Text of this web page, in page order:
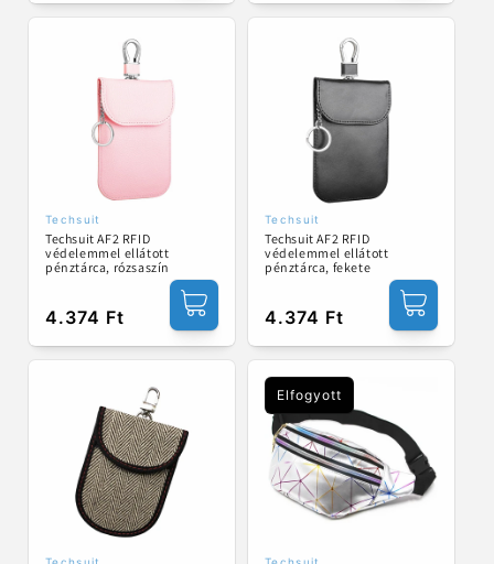
Forgalmazó:
Techsuit
Techsuit AF2 RFID
védelemmel ellátott
pénztárca, rózsaszín
Normál
ár
4.374 Ft
Forgalmazó:
Techsuit
Techsuit AF2 RFID
védelemmel ellátott
pénztárca, fekete
Normál
ár
4.374 Ft
Elfogyott